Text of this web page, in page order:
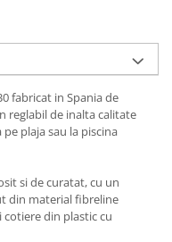
fabricat in Spania de
reglabil de inalta calitate
plaja sau la piscina
si de curatat, cu un
din material fibreline
cotiere din plastic cu